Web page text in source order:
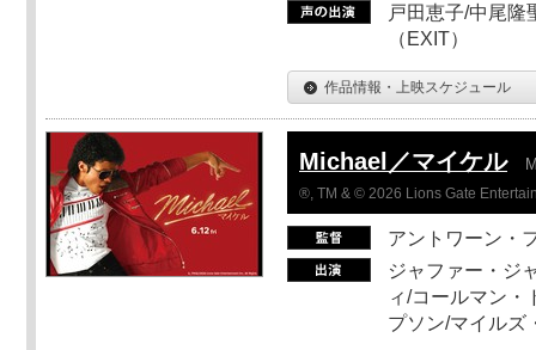
戸田恵子/中尾隆
（EXIT）
作品情報・上映スケジュール
Michael／マイケル
®, TM & © 2026 Lions Gate
アントワーン・
ジャファー・ジ
ィ/コールマン・
プソン/マイルズ